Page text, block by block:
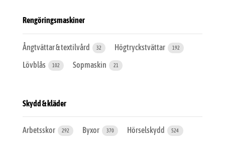
Rengöringsmaskiner
Ångtvättar & textilvård 32 Högtryckstvättar 192
Lövblås 102 Sopmaskin 21
Skydd & kläder
Arbetsskor 292 Byxor 370 Hörselskydd 524